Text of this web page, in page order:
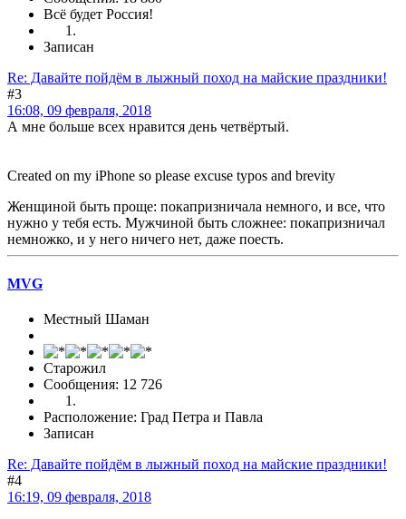
Всё будет Россия!
Записан
Re: Давайте пойдём в лыжный поход на майские праздники!
#3
16:08, 09 февраля, 2018
А мне больше всех нравится день четвёртый.
Created on my iPhone so please excuse typos and brevity
Женщиной быть проще: покапризничала немного, и все, что
нужно у тебя есть. Мужчиной быть сложнее: покапризничал
немножко, и у него ничего нет, даже поесть.
MVG
Местный Шаман
Старожил
Сообщения: 12 726
Расположение: Град Петра и Павла
Записан
Re: Давайте пойдём в лыжный поход на майские праздники!
#4
16:19, 09 февраля, 2018